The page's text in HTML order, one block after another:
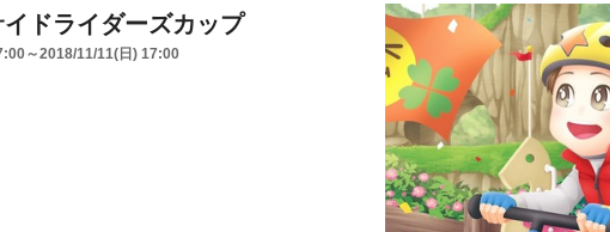
ドライダーズカップ
～2018/11/11(日) 17:00